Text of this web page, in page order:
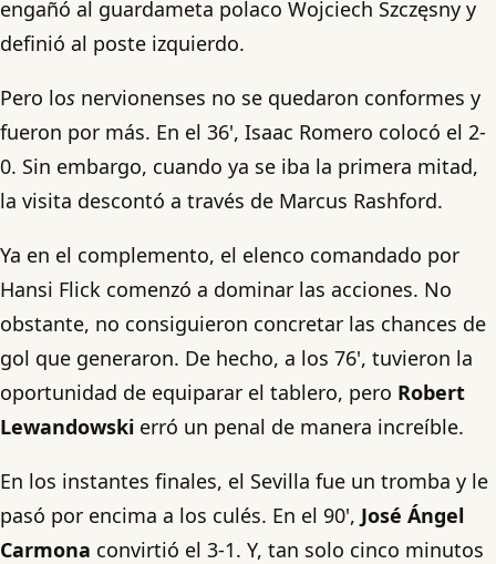
engañó al guardameta polaco Wojciech Szczęsny y
definió al poste izquierdo.
Pero los nervionenses no se quedaron conformes y
fueron por más. En el 36', Isaac Romero colocó el 2-
0. Sin embargo, cuando ya se iba la primera mitad,
la visita descontó a través de Marcus Rashford.
Ya en el complemento, el elenco comandado por
Hansi Flick comenzó a dominar las acciones. No
obstante, no consiguieron concretar las chances de
gol que generaron. De hecho, a los 76', tuvieron la
oportunidad de equiparar el tablero, pero Robert
Lewandowski erró un penal de manera increíble.
En los instantes finales, el Sevilla fue un tromba y le
pasó por encima a los culés. En el 90', José Ángel
Carmona convirtió el 3-1. Y, tan solo cinco minutos